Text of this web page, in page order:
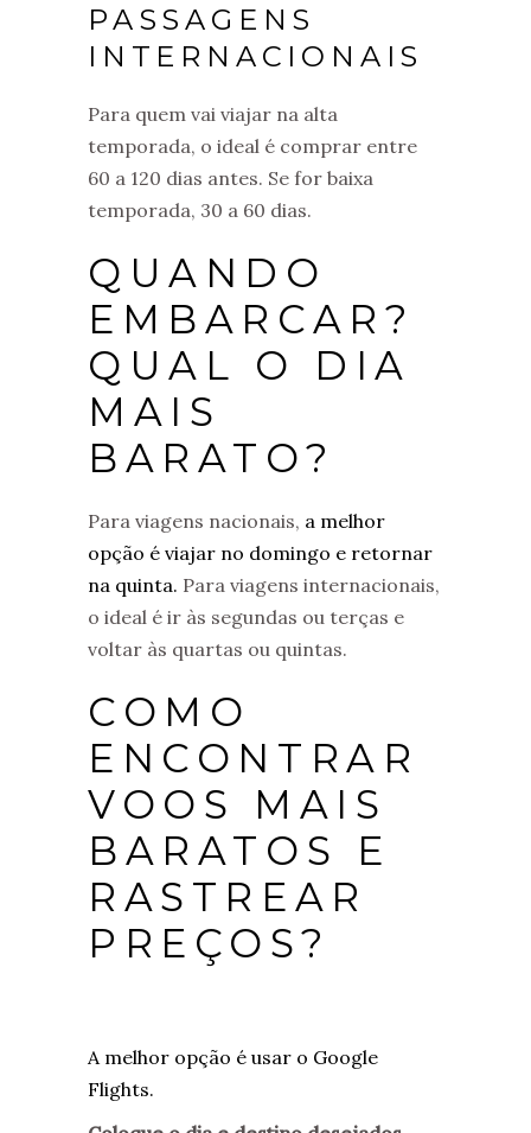
PASSAGENS
INTERNACIONAIS
Para quem vai viajar na alta
temporada, o ideal é comprar entre
60 a 120 dias antes. Se for baixa
temporada, 30 a 60 dias.
QUANDO
EMBARCAR?
QUAL O DIA
MAIS
BARATO?
Para viagens nacionais, a melhor
opção é viajar no domingo e retornar
na quinta. Para viagens internacionais,
o ideal é ir às segundas ou terças e
voltar às quartas ou quintas.
COMO
ENCONTRAR
VOOS MAIS
BARATOS E
RASTREAR
PREÇOS?
A melhor opção é usar o Google
Flights.